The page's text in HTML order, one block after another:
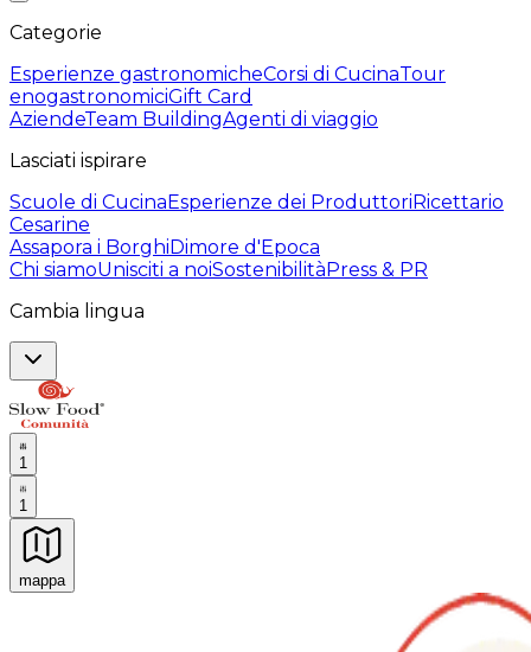
Categorie
Esperienze gastronomicheCorsi di CucinaTour
enogastronomiciGift Card
AziendeTeam BuildingAgenti di viaggio
Lasciati ispirare
Scuole di CucinaEsperienze dei ProduttoriRicettario
Cesarine
Assapora i BorghiDimore d'Epoca
Chi siamoUnisciti a noiSostenibilitàPress & PR
Cambia lingua
1
1
mappa
Esperienze culinarie indimenticabili: Esperienze